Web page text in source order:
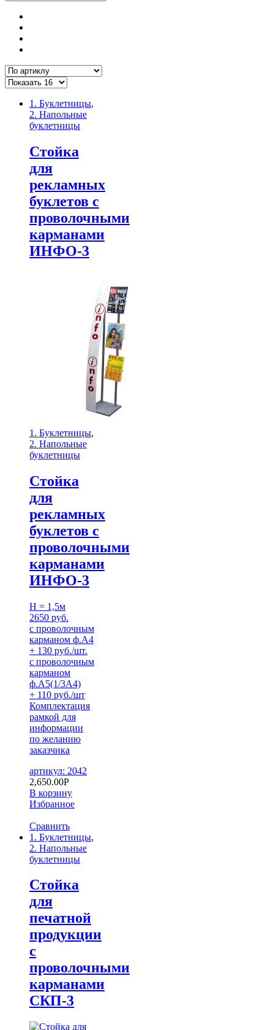
1. Буклетницы,
2. Напольные
буклетницы
Стойка
для
рекламных
буклетов с
проволочными
карманами
ИНФО-3
1. Буклетницы,
2. Напольные
буклетницы
Стойка
для
рекламных
буклетов с
проволочными
карманами
ИНФО-3
H = 1,5м
2650 руб.
с проволочным
карманом ф.А4
+ 130 руб./шт.
с проволочным
карманом
ф.А5(1/3А4)
+ 110 руб./шт
Комплектация
рамкой для
информации
по желанию
заказчика
артикул: 2042
2,650.00Р
В корзину
Избранное
Сравнить
1. Буклетницы,
2. Напольные
буклетницы
Стойка
для
печатной
продукции
с
проволочными
карманами
СКП-3